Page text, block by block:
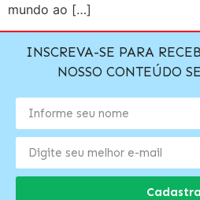
mundo ao […]
INSCREVA-SE PARA
NOSSO CONTEÚDO